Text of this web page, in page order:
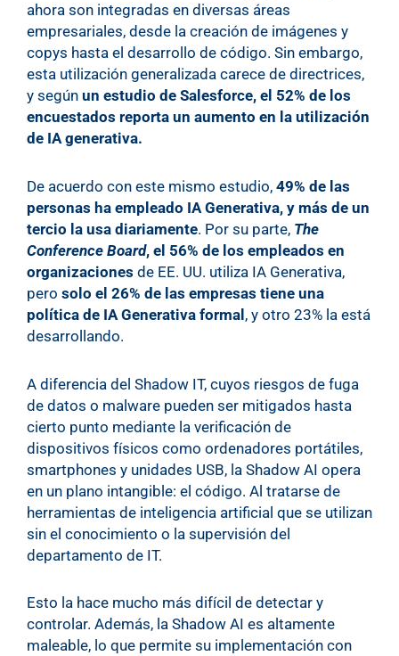
ahora son integradas en diversas áreas
empresariales, desde la creación de imágenes y
copys hasta el desarrollo de código. Sin embargo,
esta utilización generalizada carece de directrices,
y según un estudio de Salesforce, el 52% de los
encuestados reporta un aumento en la utilización
de IA generativa.
De acuerdo con este mismo estudio, 49% de las
personas ha empleado IA Generativa, y más de un
tercio la usa diariamente. Por su parte, The
Conference Board, el 56% de los empleados en
organizaciones de EE. UU. utiliza IA Generativa,
pero solo el 26% de las empresas tiene una
política de IA Generativa formal, y otro 23% la está
desarrollando.
A diferencia del Shadow IT, cuyos riesgos de fuga
de datos o malware pueden ser mitigados hasta
cierto punto mediante la verificación de
dispositivos físicos como ordenadores portátiles,
smartphones y unidades USB, la Shadow AI opera
en un plano intangible: el código. Al tratarse de
herramientas de inteligencia artificial que se utilizan
sin el conocimiento o la supervisión del
departamento de IT.
Esto la hace mucho más difícil de detectar y
controlar. Además, la Shadow AI es altamente
maleable, lo que permite su implementación con